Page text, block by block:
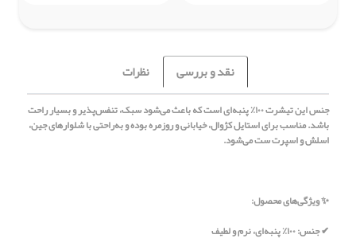
نقد و بررسی نظرات
جنس این تیشرت ۱۰۰٪ پنبه‌ای است که باعث می‌شود سبک، تنفس‌پذیر و بسیار راحت
باشد. مناسب برای استایل کژوال، خیابانی و روزمره بوده و به‌راحتی با شلوارهای جین،
اسلش و اسپرت ست می‌شود.
✨ ویژگی‌های محصول:
✔ جنس: ۱۰۰٪ پنبه‌ای، نرم و لطیف